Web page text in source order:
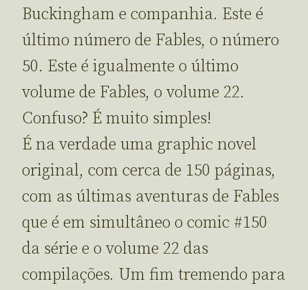
Buckingham e companhia. Este é
último número de Fables, o número
50. Este é igualmente o último
volume de Fables, o volume 22.
Confuso? É muito simples!
É na verdade uma graphic novel
original, com cerca de 150 páginas,
com as últimas aventuras de Fables
que é em simultâneo o comic #150
da série e o volume 22 das
compilações. Um fim tremendo para